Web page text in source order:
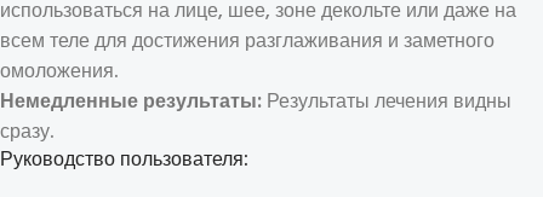
использоваться на лице, шее, зоне декольте или даже на
всем теле для достижения разглаживания и заметного
омоложения.
Немедленные результаты: Результаты лечения видны
сразу.
Руководство пользователя: